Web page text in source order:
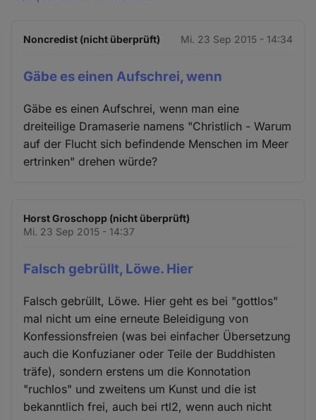
Noncredist (nicht überprüft) Mi. 23 Sep 2015 - 14:34
Gäbe es einen Aufschrei, wenn
Gäbe es einen Aufschrei, wenn man eine
dreiteilige Dramaserie namens "Christlich - Warum
auf der Flucht sich befindende Menschen im Meer
ertrinken" drehen würde?
Horst Groschopp (nicht überprüft)
Mi. 23 Sep 2015 - 14:37
Falsch gebrüllt, Löwe. Hier
Falsch gebrüllt, Löwe. Hier geht es bei "gottlos"
mal nicht um eine erneute Beleidigung von
Konfessionsfreien (was bei einfacher Übersetzung
auch die Konfuzianer oder Teile der Buddhisten
träfe), sondern erstens um die Konnotation
"ruchlos" und zweitens um Kunst und die ist
bekanntlich frei, auch bei rtl2, wenn auch nicht